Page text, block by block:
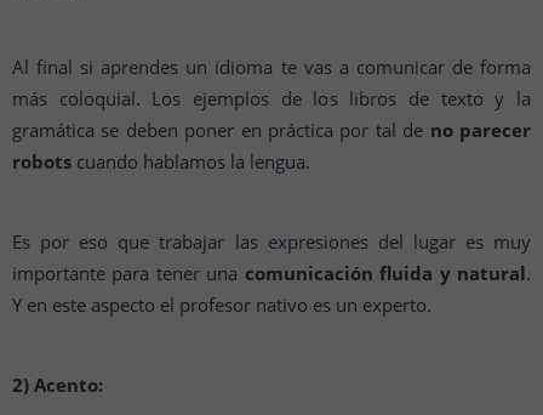
Al final si aprendes un idioma te vas a comunicar de forma
más coloquial. Los ejemplos de los libros de texto y la
gramática se deben poner en práctica por tal de no parecer
robots cuando hablamos la lengua.
Es por eso que trabajar las expresiones del lugar es muy
importante para tener una comunicación fluida y natural.
Y en este aspecto el profesor nativo es un experto.
2) Acento: